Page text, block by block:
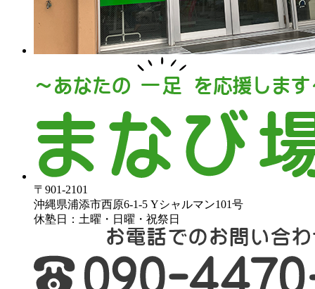
〒901-2101
沖縄県浦添市西原6-1-5 Yシャルマン101号
休塾日：土曜・日曜・祝祭日